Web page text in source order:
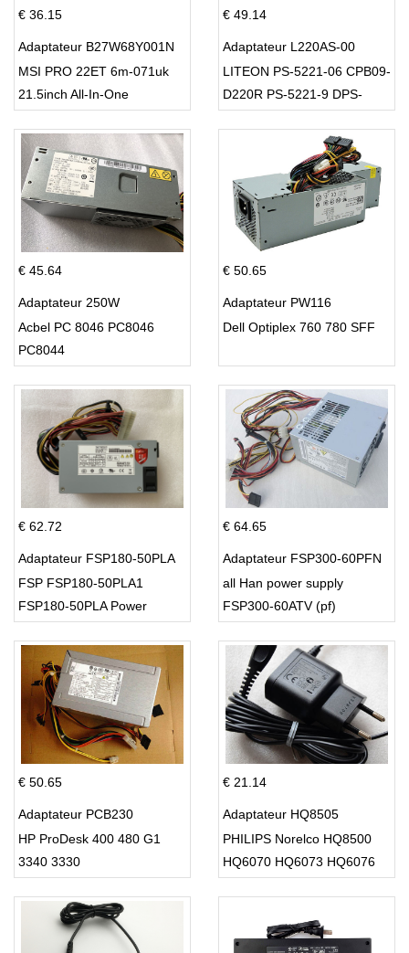
€ 36.15
Adaptateur B27W68Y001N
MSI PRO 22ET 6m-071uk
21.5inch All-In-One
€ 49.14
Adaptateur L220AS-00
LITEON PS-5221-06 CPB09-
D220R PS-5221-9 DPS-
€ 45.64
Adaptateur 250W
Acbel PC 8046 PC8046
PC8044
€ 50.65
Adaptateur PW116
Dell Optiplex 760 780 SFF
€ 62.72
Adaptateur FSP180-50PLA
FSP FSP180-50PLA1
FSP180-50PLA Power
€ 64.65
Adaptateur FSP300-60PFN
all Han power supply
FSP300-60ATV (pf)
€ 50.65
Adaptateur PCB230
HP ProDesk 400 480 G1
3340 3330
€ 21.14
Adaptateur HQ8505
PHILIPS Norelco HQ8500
HQ6070 HQ6073 HQ6076